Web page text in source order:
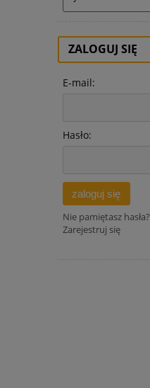
ZALOGUJ SIĘ
E-mail:
Hasło:
zaloguj się
Nie pamiętasz hasła?
Zarejestruj się